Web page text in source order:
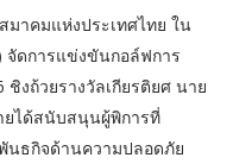
าคมแห่งประเทศไทย ใน
จัดการแข่งขันกอล์ฟการ
ชิงถ้วยรางวัลเกียรติยศ นาย
ยได้สนับสนุนผู้พิการที่
นธกิจด้านความปลอดภัย